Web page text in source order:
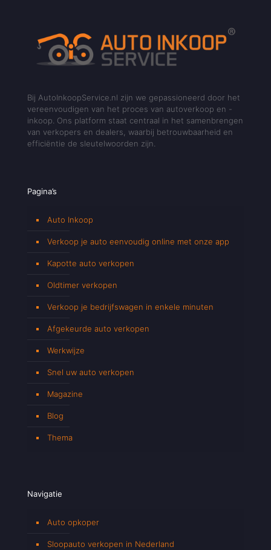
Bij AutoInkoopService.nl zijn we gepassioneerd door het
vereenvoudigen van het proces van autoverkoop en -
inkoop. Ons platform staat centraal in het samenbrengen
van verkopers en dealers, waarbij betrouwbaarheid en
efficiëntie de sleutelwoorden zijn.
Pagina’s
Auto Inkoop
Verkoop je auto eenvoudig online met onze app
Kapotte auto verkopen
Oldtimer verkopen
Verkoop je bedrijfswagen in enkele minuten
Afgekeurde auto verkopen
Werkwijze
Snel uw auto verkopen
Magazine
Blog
Thema
Navigatie
Auto opkoper
Sloopauto verkopen in Nederland